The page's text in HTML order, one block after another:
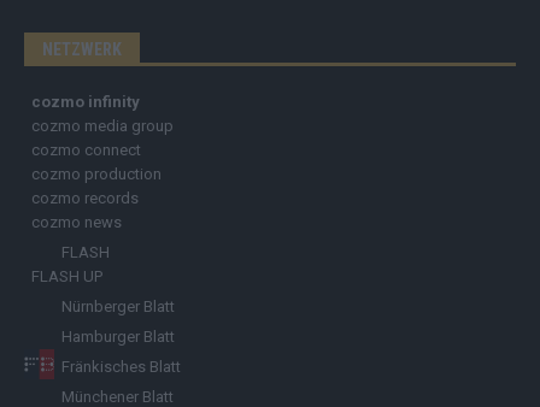
NETZWERK
cozmo infinity
cozmo media group
cozmo connect
cozmo production
cozmo records
cozmo news
FLASH
FLASH UP
Nürnberger Blatt
Hamburger Blatt
Fränkisches Blatt
Münchener Blatt